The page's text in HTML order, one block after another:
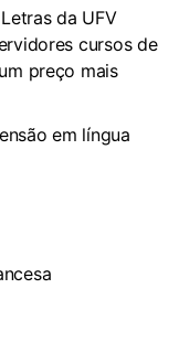
da UFV
cursos de
preço mais
em língua